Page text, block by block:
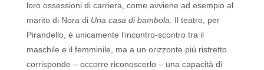
loro ossessioni di carriera, come avviene ad esempio al
marito di Nora di Una casa di bambola . Il teatro, per
Pirandello, è unicamente l’incontro-scontro tra il
maschile e il femminile, ma a un orizzonte più ristretto
corrisponde – occorre riconoscerlo – una capacità di